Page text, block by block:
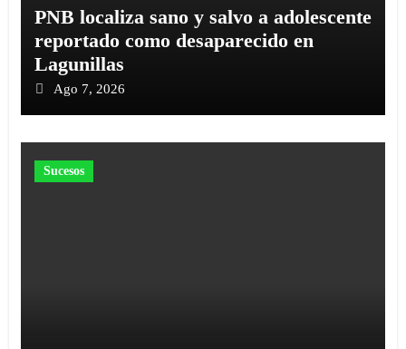
PNB localiza sano y salvo a adolescente
reportado como desaparecido en
Lagunillas
Ago 7, 2026
Sucesos